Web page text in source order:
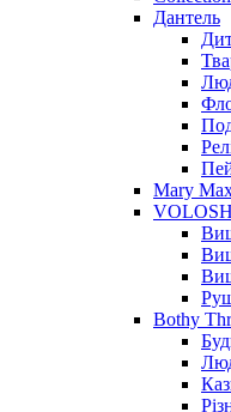
Дантель
Mary
Bothy